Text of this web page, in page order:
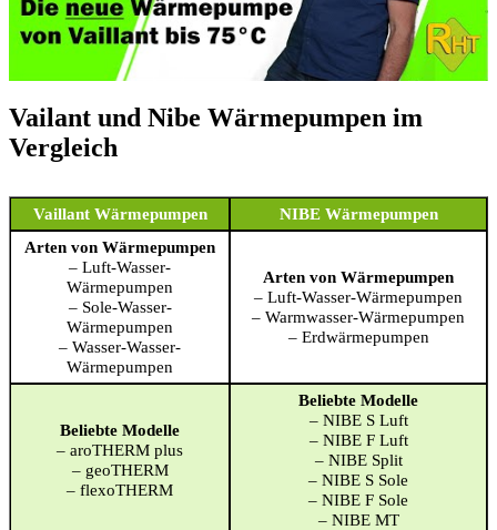
Vailant und Nibe Wärmepumpen im
Vergleich
Vaillant Wärmepumpen
NIBE Wärmepumpen
Arten von Wärmepumpen
– Luft-Wasser-
Wärmepumpen
– Sole-Wasser-
Wärmepumpen
– Wasser-Wasser-
Wärmepumpen
Arten von Wärmepumpen
– Luft-Wasser-Wärmepumpen
– Warmwasser-Wärmepumpen
– Erdwärmepumpen
Beliebte Modelle
– aroTHERM plus
– geoTHERM
– flexoTHERM
Beliebte Modelle
– NIBE S Luft
– NIBE F Luft
– NIBE Split
– NIBE S Sole
– NIBE F Sole
– NIBE MT